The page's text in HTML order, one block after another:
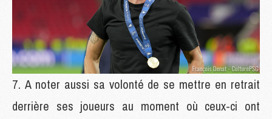
A noter aussi sa volonté de se mettre en retrait
derrière ses joueurs au moment où ceux-ci ont